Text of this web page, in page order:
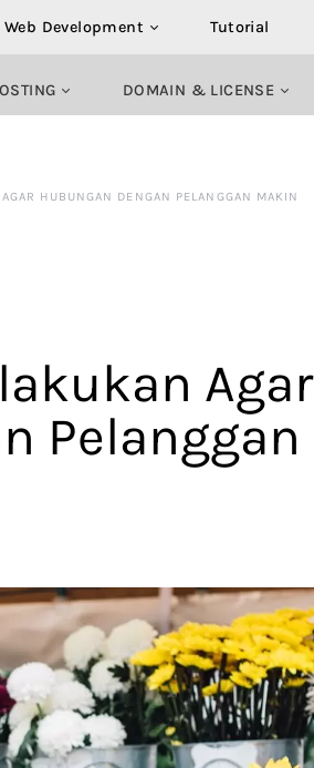
Web Development Tutorial
DOMAIN & LICENSE
HUBUNGAN DENGAN PELANGGAN MAKIN
Agar
Pelanggan